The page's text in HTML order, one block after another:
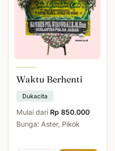
Waktu Berhenti
Dukacita
Mulai dari Rp 850.000
Bunga: Aster, Pikok